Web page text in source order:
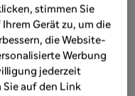
stimmen Sie
Gerät zu, um die
die Website-
Werbung
jederzeit
Sie auf den Link